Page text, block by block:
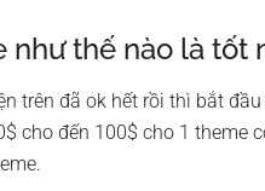
như thế nào là tốt
trên đã ok hết rồi thì bắt
cho đến 100$ cho 1 theme